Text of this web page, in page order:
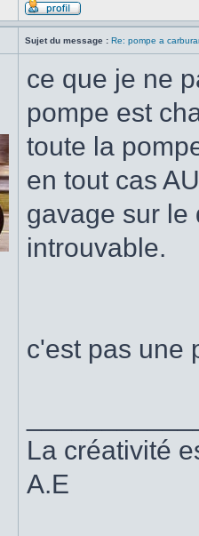
Sujet du message : Re: pompe a
ce que je ne
pompe est
toute la
en tout cas
gavage sur le
introuvable.
c'est pas une
La créativité
A.E